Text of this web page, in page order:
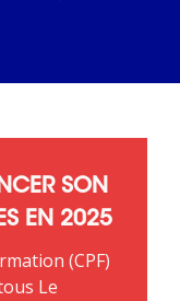
SON
EN 2025
(CPF)
Le